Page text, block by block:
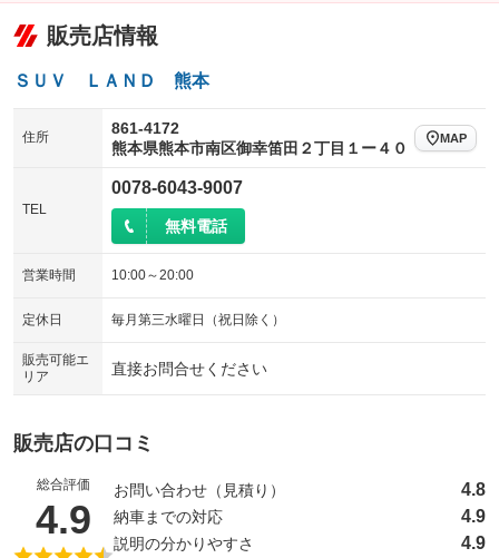
販売店情報
ＳＵＶ ＬＡＮＤ 熊本
住所
861-4172
熊本県熊本市南区御幸笛田２丁目１ー４０
MAP
TEL
0078-6043-9007
無料電話
営業時間 10:00～20:00
定休日 毎月第三水曜日（祝日除く）
販売可能エ
リア
直接お問合せください
販売店の口コミ
総合評価
4.9 （5点満点中）
お問い合わせ（見積り） 4.8
納車までの対応 4.9
説明の分かりやすさ 4.9